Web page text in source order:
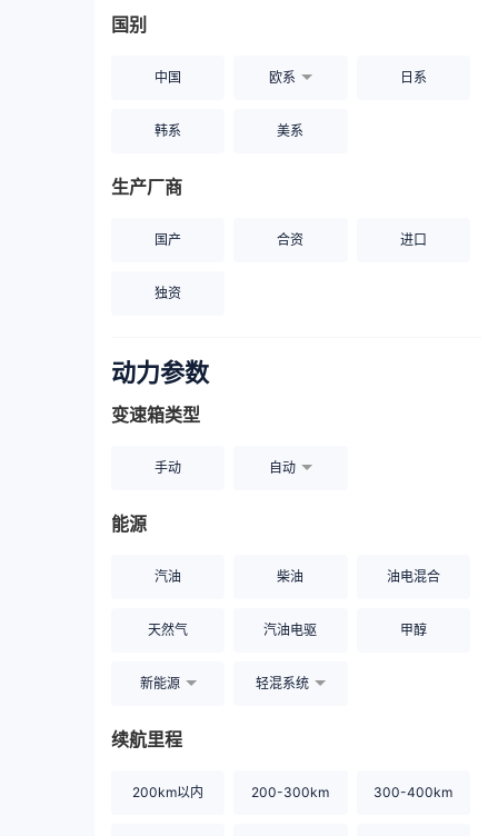
国别
中国 欧系 日系
韩系 美系
生产厂商
国产 合资 进口
独资
动力参数
变速箱类型
手动 自动
能源
汽油 柴油 油电混合
天然气 汽油电驱 甲醇
新能源 轻混系统
续航里程
200km以内 200-300km 300-400km